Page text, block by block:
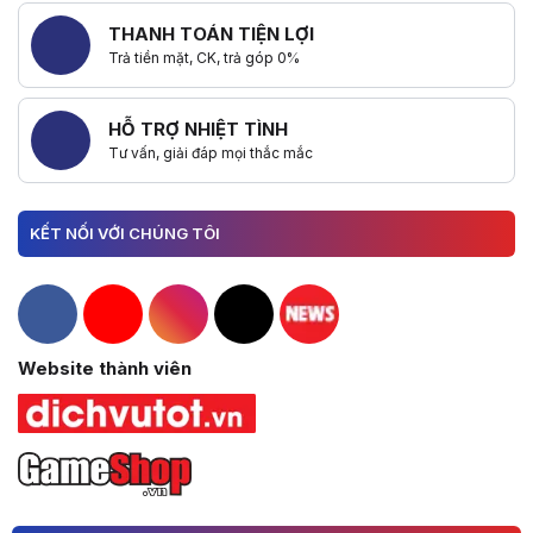
THANH TOÁN TIỆN LỢI
Trả tiền mặt, CK, trả góp 0%
HỖ TRỢ NHIỆT TÌNH
Tư vấn, giải đáp mọi thắc mắc
KẾT NỐI VỚI CHÚNG TÔI
Hacom Facebook
Hacom YouTube
Hacom Instagram
Hacom TikTok
Website thành viên